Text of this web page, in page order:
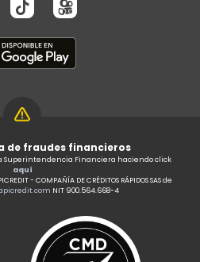
de fraudes financieros
Superintendencia Financiera haciendo click
aquí
- COMPAÑÍA DE CRÉDITOS RÁPIDOS SAS de
NIT 900.564.668-4